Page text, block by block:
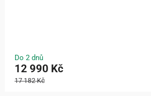
Do 2 dnů
12 990 Kč
17 182 Kč